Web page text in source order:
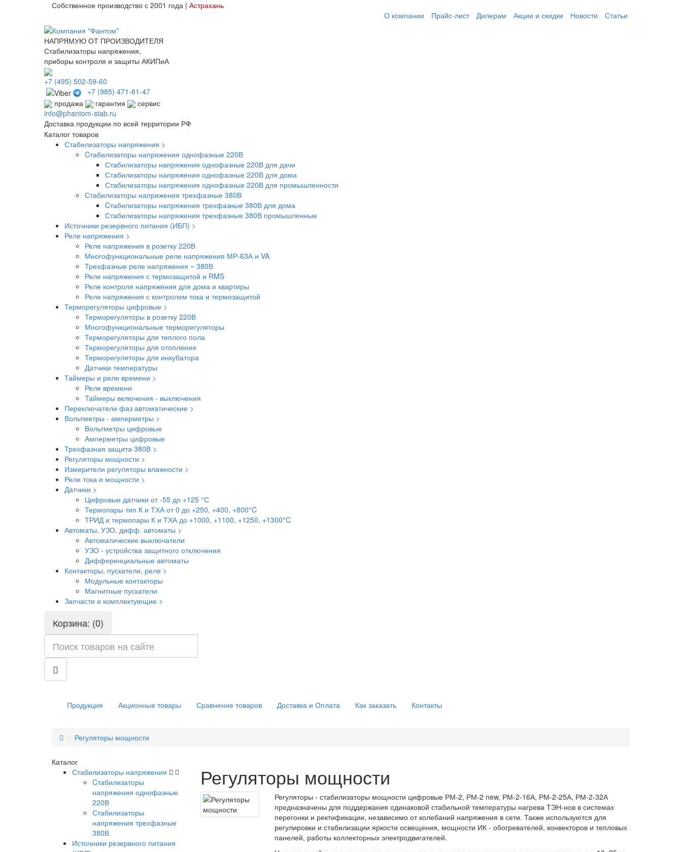
Собственное производство с 2001 года | Астрахань
О компании
Прайс-лист Дилерам Акции и скидки Новости Статьи
НАПРЯМУЮ ОТ ПРОИЗВОДИТЕЛЯ
Стабилизаторы напряжения,
приборы контроля и защиты АКИПиА
+7 (495) 502-59-60
+7 (985) 471-81-47
продажа
гарантия
сервис
info@phantom-stab.ru
Доставка продукции по всей территории РФ
Каталог товаров
Стабилизаторы напряжения >
Cтабилизаторы напряжения однофазные 220В
Стабилизаторы напряжения однофазные 220В для дачи
Стабилизаторы напряжения однофазные 220В для дома
Стабилизаторы напряжения однофазные 220В для промышленности
Стабилизаторы напряжения трехфазные 380В
Cтабилизаторы напряжения трехфазные 380В для дома
Стабилизаторы напряжения трехфазные 380В промышленные
Источники резервного питания (ИБП) >
Реле напряжения >
Реле напряжения в розетку 220В
Многофункциональные реле напряжения МР-63А и VA
Трехфазные реле напряжения ~ 380В
Реле напряжения с термозащитой и RMS
Реле контроля напряжения для дома и квартиры
Реле напряжения с контролем тока и термозащитой
Терморегуляторы цифровые >
Терморегуляторы в розетку 220В
Многофункциональные терморегуляторы
Терморегуляторы для теплого пола
Терморегуляторы для отопления
Терморегуляторы для инкубатора
Датчики температуры
Таймеры и реле времени >
Реле времени
Таймеры включения - выключения
Переключатели фаз автоматические >
Вольтметры - амперметры >
Вольтметры цифровые
Амперметры цифровые
Трехфазная защита 380В >
Регуляторы мощности >
Измерители регуляторы влажности >
Реле тока и мощности >
Датчики >
Цифровые датчики от -55 до +125 °С
Термопары тип К и ТХА от 0 до +250, +400, +800°C
ТРИД и термопары К и ТХА до +1000, +1100, +1250, +1300°C
Автоматы, УЗО, дифф. автоматы >
Автоматические выключатели
УЗО - устройства защитного отключения
Дифференциальные автоматы
Контакторы, пускатели, реле >
Модульные контакторы
Магнитные пускатели
Запчасти и комплектующие >
Корзина: (0)
Продукция Акционные товары Сравнение товаров Доставка и Оплата Как заказать Контакты
Регуляторы мощности
Каталог
Стабилизаторы напряжения
Cтабилизаторы
напряжения однофазные
220В
Стабилизаторы
напряжения трехфазные
380В
Источники резервного питания
Регуляторы мощности
Регуляторы - стабилизаторы мощности цифровые РМ-2, РМ-2 new, РМ-2-16А, РМ-2-25А, РМ-2-32А
предназначены для поддержания одинаковой стабильной температуры нагрева ТЭН-нов в системах
перегонки и ректификации, независимо от колебаний напряжения в сети. Также используются для
регулировки и стабилизации яркости освещения, мощности ИК - обогревателей, конвекторов и тепловых
панелей, работы коллекторных электродвигателей.